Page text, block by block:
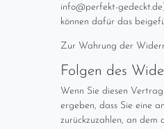
info@perfekt-
können dafür das
Zur Wahrung der
Folgen des
Wenn Sie diesen
ergeben, dass Sie eine
zurückzuzahlen, an